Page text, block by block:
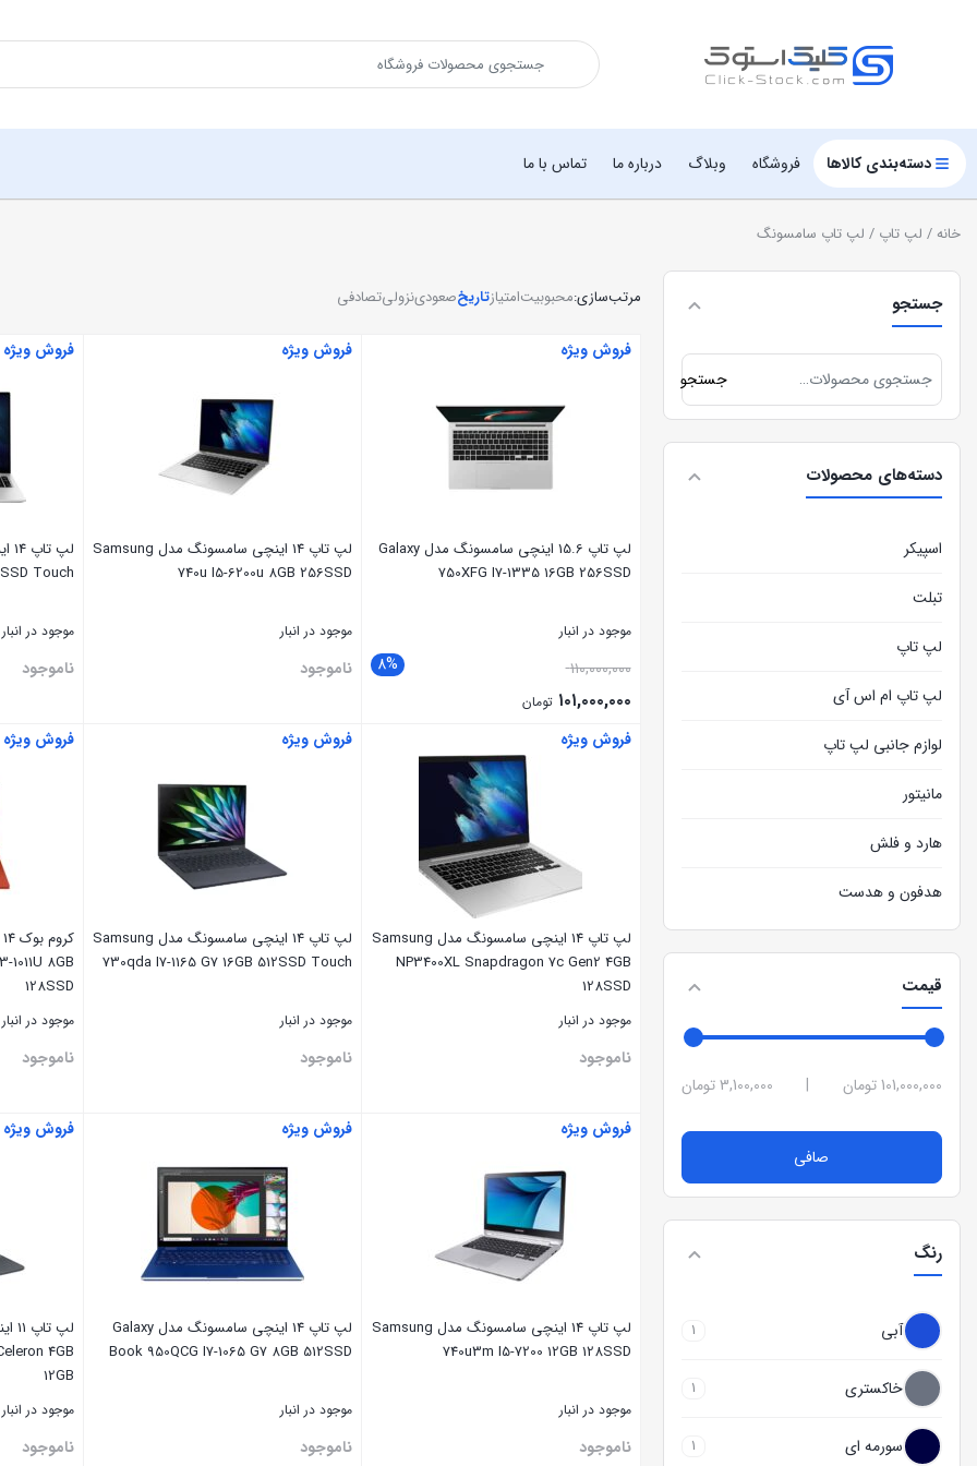
دسته‌بندی کالاها فروشگاه وبلاگ درباره ما تماس با ما
خانه/ لپ تاپ / لپ تاپ سامسونگ
جستجو
جستجو
دسته‌های محصولات
اسپیکر
تبلت
لپ تاپ
لپ تاپ ام اس آی
لوازم جانبی لپ تاپ
مانیتور
هارد و فلش
هدفون و هدست
قیمت
3,100,000 تومان | 101,000,000 تومان
صافی
رنگ
آبی 1
خاکستری 1
سورمه ای 1
مرتب‌سازی:محبوبیتامتیازتاریخصعودینزولیتصادفی
فروش ویژه
لپ تاپ 15.6 اینچی سامسونگ مدل Galaxy
750XFG I7-1335 16GB 256SSD
موجود در انبار
8% ۱۱۰,۰۰۰,۰۰۰
۱۰۱,۰۰۰,۰۰۰ تومان
بستن
فروش ویژه
لپ تاپ 14 اینچی سامسونگ مدل Samsung
740u I5-6200u 8GB 256SSD
موجود در انبار
ناموجود
بستن
فروش ویژه
Touch
موجود در انبار
ناموجود
بستن فروش ویژه
لپ تاپ 14 اینچی سامسونگ مدل Samsung
NP3400XL Snapdragon 7c Gen2 4GB
128SSD
موجود در انبار
ناموجود
بستن
فروش ویژه
لپ تاپ 14 اینچی سامسونگ مدل Samsung
730qda I7-1165 G7 16GB 512SSD Touch
موجود در انبار
ناموجود
بستن
فروش ویژه
8GB
128SSD
موجود در انبار
ناموجود
بستن فروش ویژه
لپ تاپ 14 اینچی سامسونگ مدل Samsung
740u3m I5-7200 12GB 128SSD
موجود در انبار
ناموجود
فروش ویژه
لپ تاپ 14 اینچی سامسونگ مدل Galaxy
Book 950QCG I7-1065 G7 8GB 512SSD
موجود در انبار
ناموجود
فروش ویژه
لپ
4GB
12GB
موجود در انبار
ناموجود